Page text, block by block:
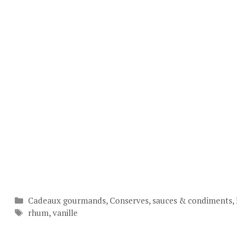
Catégories
Cadeaux gourmands, Conserves, sauces & condiments,
Étiquettes
rhum,vanille